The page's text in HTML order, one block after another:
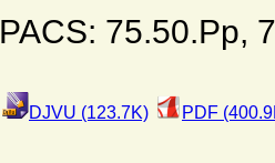
PACS: 75.50.Pp,
DJVU (123.7K) PDF